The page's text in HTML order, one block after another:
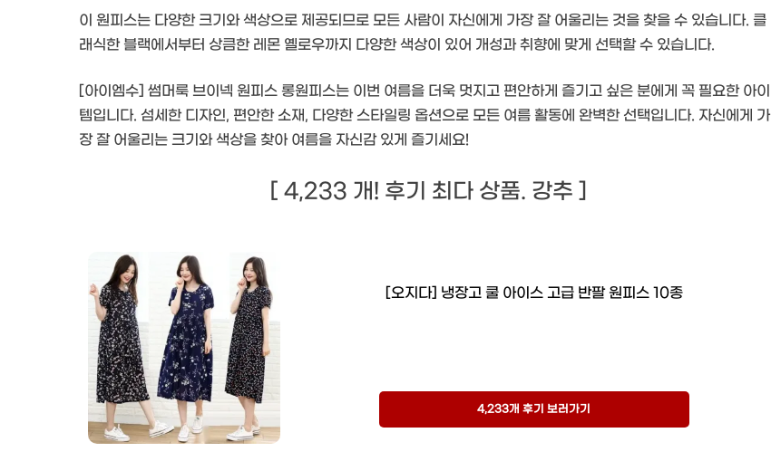
이 원피스는 다양한 크기와 색상으로 제공되므로 모든 사람이 자신에게 가장 잘 어울리는 것을 찾을 수 있습니다. 클
래식한 블랙에서부터 상큼한 레몬 옐로우까지 다양한 색상이 있어 개성과 취향에 맞게 선택할 수 있습니다.
[아이엠수] 썸머룩 브이넥 원피스 롱원피스는 이번 여름을 더욱 멋지고 편안하게 즐기고 싶은 분에게 꼭 필요한 아이
템입니다. 섬세한 디자인, 편안한 소재, 다양한 스타일링 옵션으로 모든 여름 활동에 완벽한 선택입니다. 자신에게 가
장 잘 어울리는 크기와 색상을 찾아 여름을 자신감 있게 즐기세요!
[ 4,233 개! 후기 최다 상품. 강추 ]
[오지다] 냉장고 쿨 아이스 고급 반팔 원피스 10종
4,233개 후기 보러가기